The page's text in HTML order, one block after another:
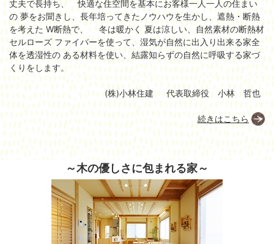
丈夫で長持ち、 快適な住空間を基本にお客様一人一人の住まい
の 夢をお聞きし、長年培ってきたノウハウを生かし、遮熱・断熱
を考えた W断熱で、 冬は暖かく 夏は涼しい、自然素材の断熱材
セルローズ ファイバーを使って、湿気が自然に出入り出来る家全
体を透湿性の ある材料を使い、結露知らずの自然に呼吸する家づ
くりをします。
(株)小林住建 代表取締役 小林 哲也
続きはこちら
～木の優しさに包まれる家～